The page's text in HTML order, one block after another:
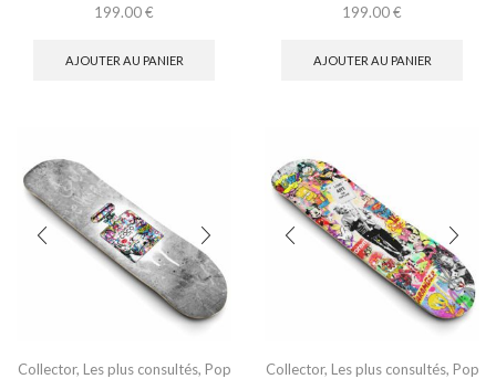
199.00€
AJOUTER AU PANIER
199.00€
AJOUTER AU PANIER
Collector, Les plus consultés, Pop
Collector, Les plus consultés, Pop